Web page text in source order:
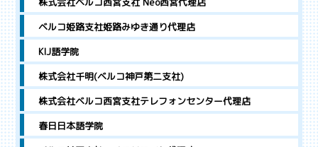
ベルコ姫路支社姫路みゆき通り代理店
KIJ語学院
株式会社千明(ベルコ神戸第二支社)
株式会社ベルコ西宮支社テレフォンセンター代理店
春日日本語学院